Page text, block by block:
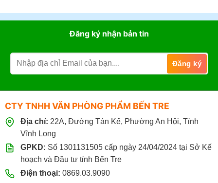
Đăng ký nhận bản tin
CTY TNHH VĂN PHÒNG PHẨM BẾN TRE
Địa chỉ: 22A, Đường Tán Kế, Phường An Hội, Tỉnh
Vĩnh Long
GPKD: Số 1301131505 cấp ngày 24/04/2024 tại Sở Kế
hoạch và Đầu tư tỉnh Bến Tre
Điện thoại: 0869.03.9090